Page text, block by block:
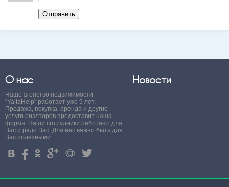
Отправить
О нас
Наше агенство недвижимости
"YaltaHelp" работает уже 9 лет.
Продажа, покупка, аренда и другие
услуги риэлторов предоставит наша
фирма. Наши сотрудники работают для
Вас и ради Вас. Для нас важно быть для
Вас полезными.
4 % . ' + 3
Новости